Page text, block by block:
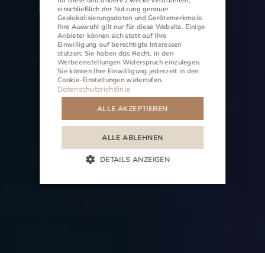
AKTIVITÄTEN
einschließlich der Nutzung genauer
Geolokalisierungsdaten und Gerätemerkmale.
Ihre Auswahl gilt nur für diese Website. Einige
Anbieter können sich statt auf Ihre
Einwilligung auf berechtigte Interessen
stützen; Sie haben das Recht, in den
WerbeeinstellungenWiderspruch einzulegen.
Sie können Ihre Einwilligung jederzeit in den
Cookie-Einstellungenwiderrufen.
Datenschutzrichtlinie
ALLE AKZEPTIEREN
ALLE ABLEHNEN
DETAILS ANZEIGEN